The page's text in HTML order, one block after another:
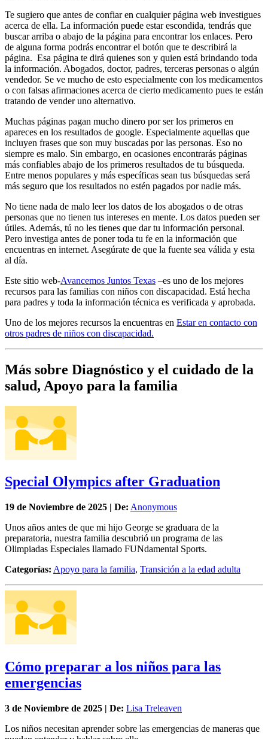
Te sugiero que antes de confiar en cualquier página web investigues
acerca de ella. La información puede estar escondida, tendrás que
buscar arriba o abajo de la página para encontrar los enlaces. Pero
de alguna forma podrás encontrar el botón que te describirá la
página. Esa página te dirá quienes son y quien está brindando toda
la información. Abogados, doctor, padres, terceras personas o algún
vendedor. Se ve mucho de esto especialmente con los medicamentos
o con falsas afirmaciones acerca de cierto medicamento pues te están
tratando de vender uno alternativo.
Muchas páginas pagan mucho dinero por ser los primeros en
apareces en los resultados de google. Especialmente aquellas que
incluyen frases que son muy buscadas por las personas. Eso no
siempre es malo. Sin embargo, en ocasiones encontrarás páginas
más confiables abajo de los primeros resultados de tu búsqueda.
Entre menos populares y más específicas sean tus búsquedas será
más seguro que los resultados no estén pagados por nadie más.
No tiene nada de malo leer los datos de los abogados o de otras
personas que no tienen tus intereses en mente. Los datos pueden ser
útiles. Además, tú no les tienes que dar tu información personal.
Pero investiga antes de poner toda tu fe en la información que
encuentras en internet. Asegúrate de que la fuente sea válida y esta
al día.
Este sitio web-Avancemos Juntos Texas –es uno de los mejores
recursos para las familias con niños con discapacidad. Está hecha
para padres y toda la información técnica es verificada y aprobada.
Uno de los mejores recursos la encuentras en Estar en contacto con
otros padres de niños con discapacidad.
Más sobre Diagnóstico y el cuidado de la
salud, Apoyo para la familia
Special Olympics after Graduation
19 de Noviembre de 2025 | De: Anonymous
Unos años antes de que mi hijo George se graduara de la
preparatoria, nuestra familia descubrió un programa de las
Olimpiadas Especiales llamado FUNdamental Sports.
Categorías: Apoyo para la familia, Transición a la edad adulta
Cómo preparar a los niños para las
emergencias
3 de Noviembre de 2025 | De: Lisa Treleaven
Los niños necesitan aprender sobre las emergencias de maneras que